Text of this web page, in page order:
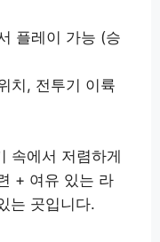
플레이 가능 (승
치, 전투기 이륙
속에서 저렴하게
+ 여유 있는 라
는 곳입니다.